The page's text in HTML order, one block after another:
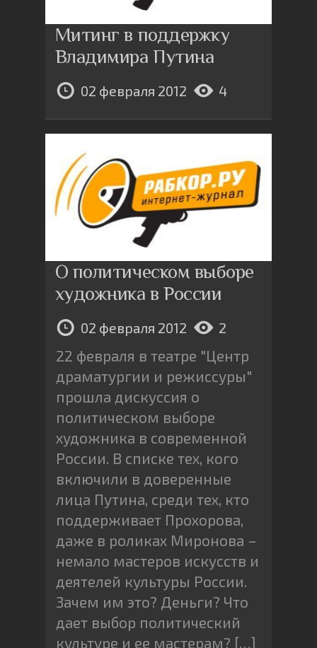
Митинг в поддержку
Владимира Путина
02 февраля 2012 4
О политическом выборе
художника в России
02 февраля 2012 2
22 февраля в театре "Центр
драматургии и режиссуры"
прошла дискуссия о
политическом выборе
художника в современной
России. В списке тех, кого
включили в доверенные
лица Путина, среди тех, кто
поддерживает Прохорова,
даже в роликах Миронова –
немало мастеров искусств и
деятелей культуры России.
Зачем им это? Деньги? Что
дает выбор политический
культуре и ее мастерам? […]